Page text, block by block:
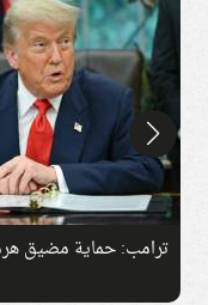
ترامب: حماية مضيق